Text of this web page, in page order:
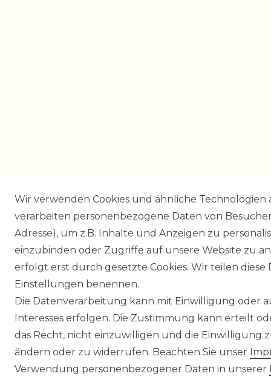
Wir verwenden Cookies und ähnliche
verarbeiten personenbezogene Daten von
Adresse), um z.B. Inhalte und Anzeigen zu
einzubinden oder Zugriffe auf unsere Website zu
erfolgt erst durch gesetzte Cookies. Wir teilen
Einstellungen benennen.
Die Datenverarbeitung kann mit Einwilligung oder
Interesses erfolgen. Die Zustimmung kann erteilt
das Recht, nicht einzuwilligen und die Einwilligung
ändern oder zu widerrufen. Beachten Sie unser
Verwendung personenbezogener Daten in unserer